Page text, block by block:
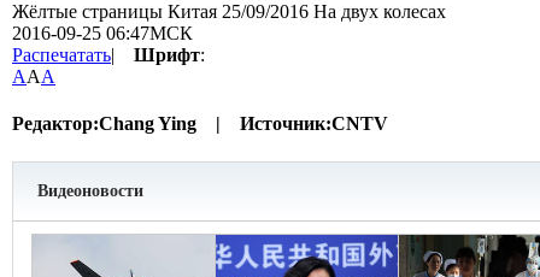
Жёлтые страницы Китая 25/09/2016 На двух колесах
2016-09-25 06:47МСК
Распечатать| Шрифт:
AAA
Редактор:Chang Ying | Источник:CNTV
Видеоновости